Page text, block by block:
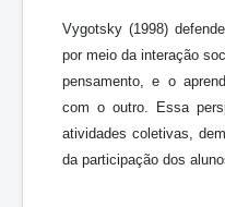
Vygotsky (1998)
por meio da interação
pensamento, e o
com o outro. Essa
atividades coletivas,
da participação dos